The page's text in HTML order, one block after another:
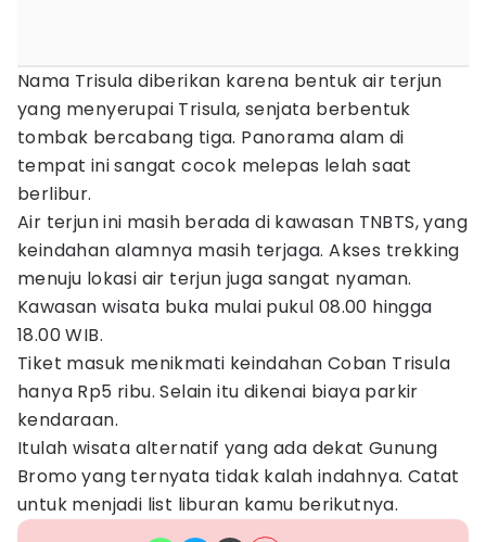
Nama Trisula diberikan karena bentuk air terjun
yang menyerupai Trisula, senjata berbentuk
tombak bercabang tiga. Panorama alam di
tempat ini sangat cocok melepas lelah saat
berlibur.
Air terjun ini masih berada di kawasan TNBTS, yang
keindahan alamnya masih terjaga. Akses trekking
menuju lokasi air terjun juga sangat nyaman.
Kawasan wisata buka mulai pukul 08.00 hingga
18.00 WIB.
Tiket masuk menikmati keindahan Coban Trisula
hanya Rp5 ribu. Selain itu dikenai biaya parkir
kendaraan.
Itulah wisata alternatif yang ada dekat Gunung
Bromo yang ternyata tidak kalah indahnya. Catat
untuk menjadi list liburan kamu berikutnya.